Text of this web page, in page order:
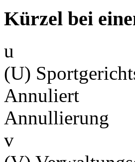
Kürzel bei
u
(U)
Annuliert
Annullierung
v